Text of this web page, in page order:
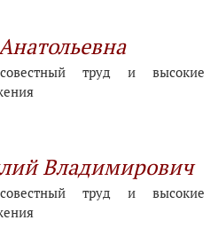
труд и высокие
Владимирович
труд и высокие